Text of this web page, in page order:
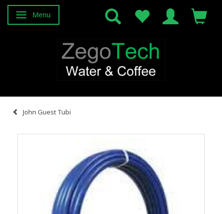
Attiva/disattiva navigazione
Menu
John Guest Tubi